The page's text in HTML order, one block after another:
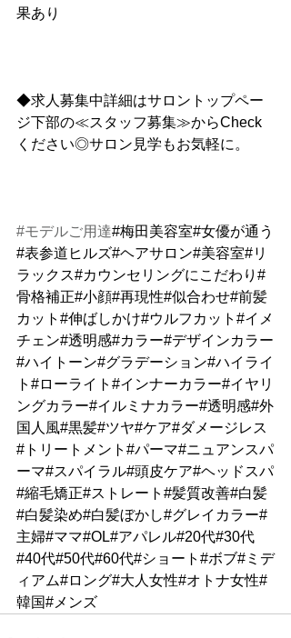
果あり
◆求人募集中詳細はサロントップペー
ジ下部の≪スタッフ募集≫からCheck
ください◎サロン見学もお気軽に。
#モデルご用達#梅田美容室#女優が通う
#表参道ヒルズ#ヘアサロン#美容室#リ
ラックス#カウンセリングにこだわり#
骨格補正#小顔#再現性#似合わせ#前髪
カット#伸ばしかけ#ウルフカット#イメ
チェン#透明感#カラー#デザインカラー
#ハイトーン#グラデーション#ハイライ
ト#ローライト#インナーカラー#イヤリ
ングカラー#イルミナカラー#透明感#外
国人風#黒髪#ツヤ#ケア#ダメージレス
#トリートメント#パーマ#ニュアンスパ
ーマ#スパイラル#頭皮ケア#ヘッドスパ
#縮毛矯正#ストレート#髪質改善#白髪
#白髪染め#白髪ぼかし#グレイカラー#
主婦#ママ#OL#アパレル#20代#30代
#40代#50代#60代#ショート#ボブ#ミデ
ィアム#ロング#大人女性#オトナ女性#
韓国#メンズ